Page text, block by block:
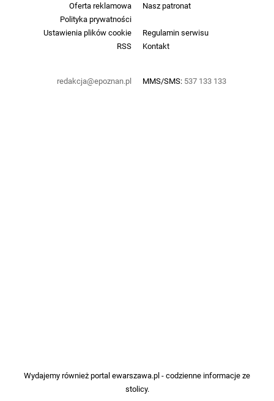
Oferta reklamowa
Nasz patronat
Polityka prywatności
Ustawienia plików cookie
Regulamin serwisu
RSS
Kontakt
redakcja@epoznan.pl MMS/SMS: 537 133 133
Wydajemy również portalewarszawa.pl- codzienne informacje ze
stolicy.